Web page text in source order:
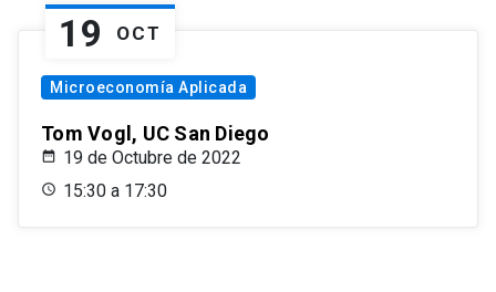
19 OCT
Microeconomía Aplicada
Tom Vogl, UC San Diego
19 de Octubre de 2022
15:30 a 17:30